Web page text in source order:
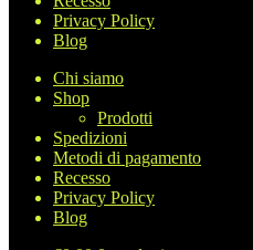
Privacy Policy
Blog
Chi siamo
Shop
Prodotti
Spedizioni
Metodi di pagamento
Recesso
Privacy Policy
Blog